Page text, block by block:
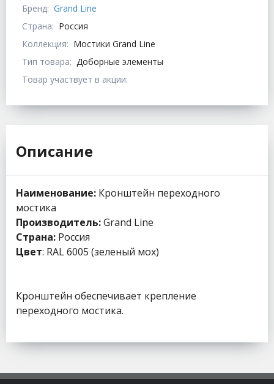
Бренд: Grand Line
Страна: Россия
Коллекция: Мостики Grand Line
Тип товара: Доборные элементы
Товар участвует в акции:
Описание
Наименование: Кронштейн переходного
мостика
Производитель:Grand Line
Страна: Россия
Цвет: RAL 6005 (зеленый мох)
Кронштейн обеспечивает крепление
переходного мостика.